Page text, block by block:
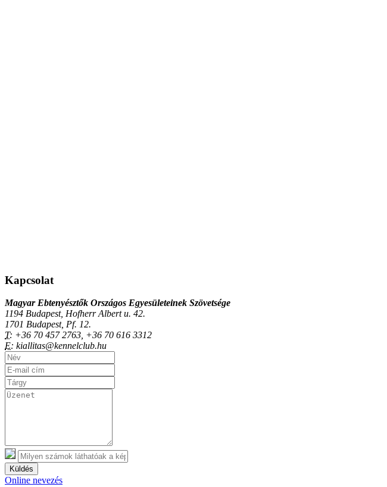
Kapcsolat
Magyar Ebtenyésztők Országos Egyesületeinek Szövetsége
1194 Budapest, Hofherr Albert u. 42.
1701 Budapest, Pf. 12.
T: +36 70 457 2763, +36 70 616 3312
E: kiallitas@kennelclub.hu
Küldés
Online nevezés